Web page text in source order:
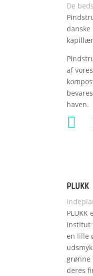
De
af
haven.

PLUKK
Institut
en lille
grønne
deres